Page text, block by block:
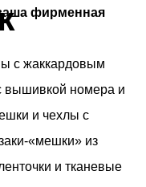
фирменная
с жаккардовым
вышивкой номера и
и чехлы с
«мешки» из
и тканевые